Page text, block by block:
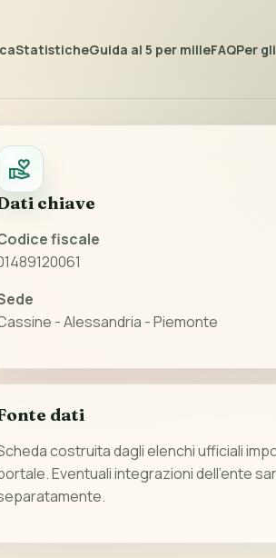
StatisticheGuida al 5 per milleFAQPer
chiave
fiscale
- Alessandria - Piemonte
dati
costruita dagli elenchi ufficiali
Eventuali integrazioni dell’ente